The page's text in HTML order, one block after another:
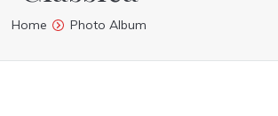
Home Photo Album